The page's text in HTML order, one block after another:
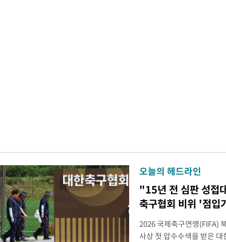
오늘의 헤드라인
"15년 전 심판 성접
축구협회 비위 '점입
2026 국제축구연맹(FIFA)
사상 첫 압수수색을 받은